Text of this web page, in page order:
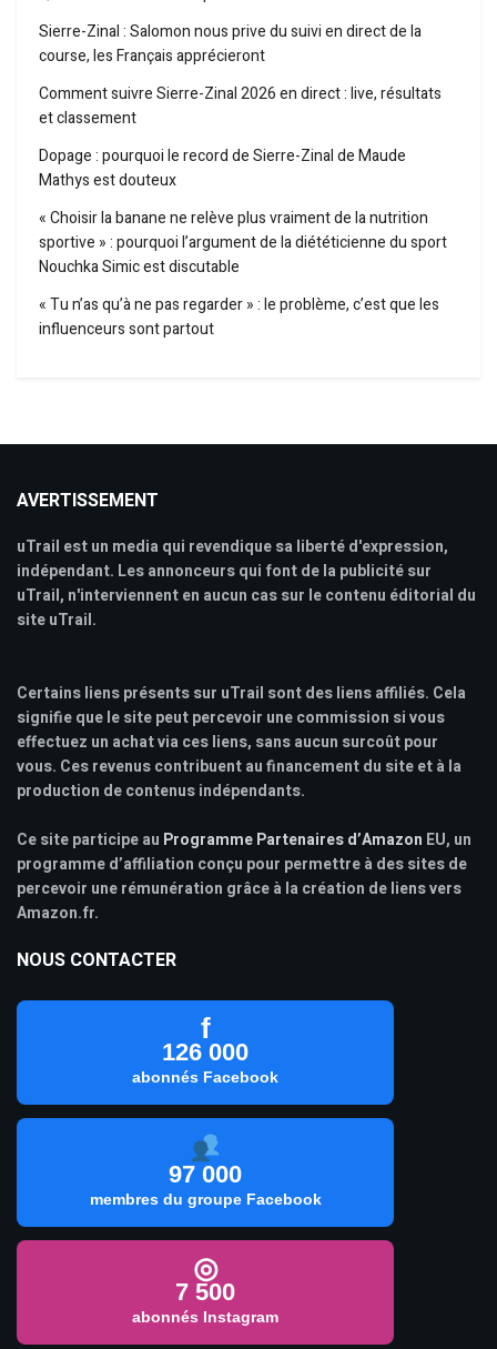
Sierre-Zinal : Salomon nous prive du suivi en direct de la
course, les Français apprécieront
Comment suivre Sierre-Zinal 2026 en direct : live, résultats
et classement
Dopage : pourquoi le record de Sierre-Zinal de Maude
Mathys est douteux
« Choisir la banane ne relève plus vraiment de la nutrition
sportive » : pourquoi l’argument de la diététicienne du sport
Nouchka Simic est discutable
« Tu n’as qu’à ne pas regarder » : le problème, c’est que les
influenceurs sont partout
AVERTISSEMENT
uTrail est un media qui revendique sa liberté d'expression,
indépendant. Les annonceurs qui font de la publicité sur
uTrail, n'interviennent en aucun cas sur le contenu éditorial du
site uTrail.
Certains liens présents sur uTrail sont des liens affiliés. Cela
signifie que le site peut percevoir une commission si vous
effectuez un achat via ces liens, sans aucun surcoût pour
vous. Ces revenus contribuent au financement du site et à la
production de contenus indépendants.
Ce site participe au Programme Partenaires d’Amazon EU, un
programme d’affiliation conçu pour permettre à des sites de
percevoir une rémunération grâce à la création de liens vers
Amazon.fr.
NOUS CONTACTER
f
126 000
abonnés Facebook
97 000
membres du groupe Facebook
◎
7 500
abonnés Instagram